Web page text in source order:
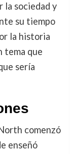
la sociedad y
su tiempo
la historia
tema que
sería
comenzó
enseñó